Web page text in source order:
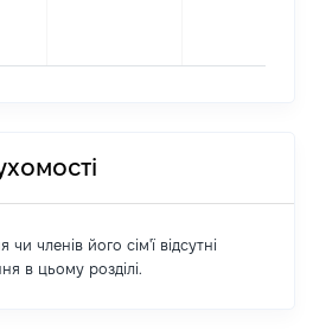
членів його сім'ї відсутні
в цьому розділі.